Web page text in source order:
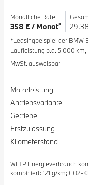
Monatliche Rate
358 € / Monat*
*Leasingbeispiel der BMW
Laufleistung p.a. 5.000 km,
MwSt. ausweisbar
Spezifikation
Motorleistung
Antriebsvariante
Getriebe
Erstzulassung
Kilometerstand
WLTP Energieverbrauch
kombiniert: 121 g/km; CO2-